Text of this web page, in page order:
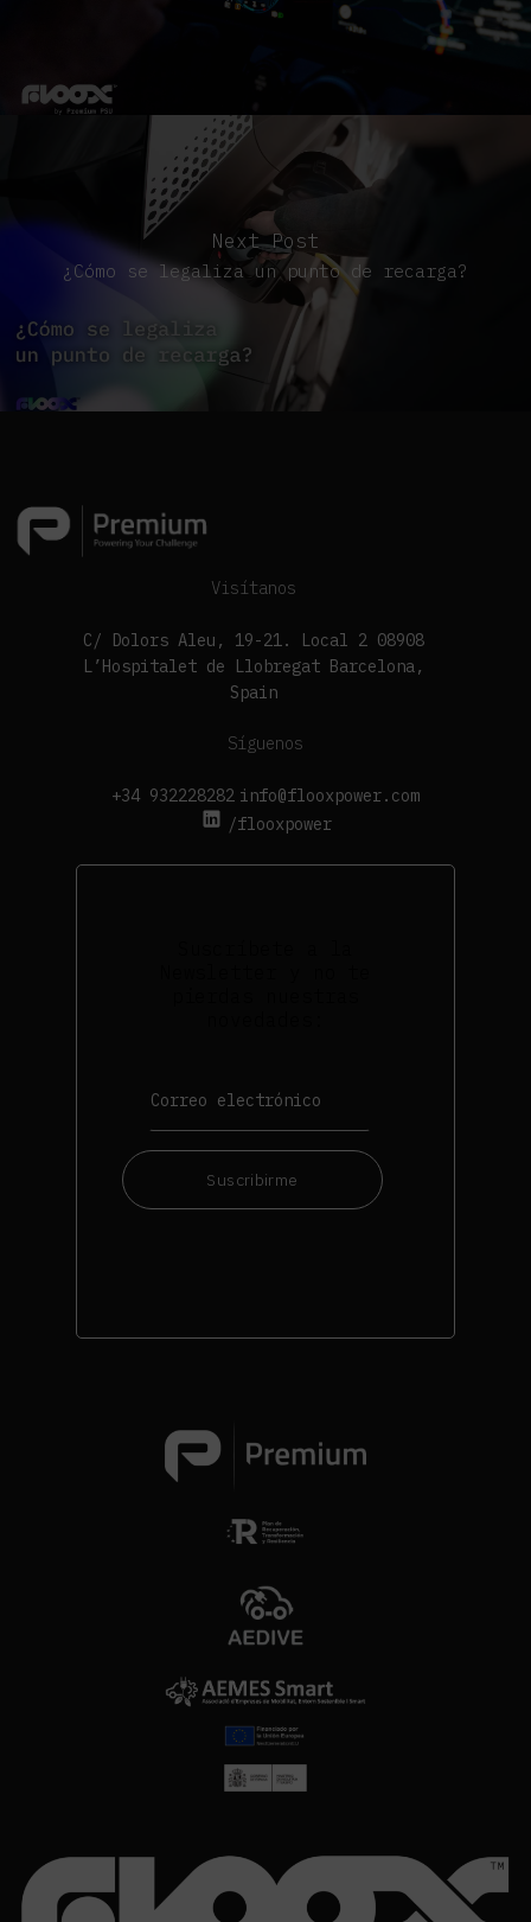
Next Post
¿Cómo se legaliza un punto de recarga?
Visítanos
C/ Dolors Aleu, 19-21. Local 2 08908
L’Hospitalet de Llobregat Barcelona,
Spain
Síguenos
+34 932228282 info@flooxpower.com
/flooxpower
Suscribirme